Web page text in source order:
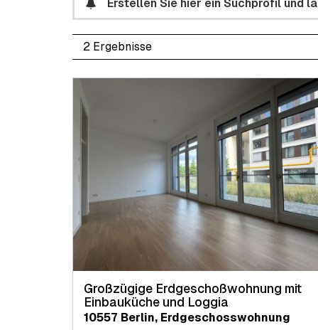
Erstellen Sie hier ein Suchprofil und
2 Ergebnisse
Großzügige Erdgeschoßwohnung mit
Einbauküche und Loggia
10557 Berlin, Erdgeschosswohnung